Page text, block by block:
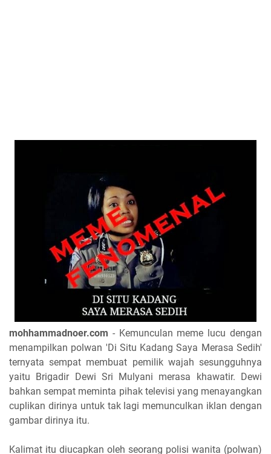
mohhammadnoer.com - Kemunculan meme lucu dengan
menampilkan polwan 'Di Situ Kadang Saya Merasa Sedih'
ternyata sempat membuat pemilik wajah sesungguhnya
yaitu Brigadir Dewi Sri Mulyani merasa khawatir. Dewi
bahkan sempat meminta pihak televisi yang menayangkan
cuplikan dirinya untuk tak lagi memunculkan iklan dengan
gambar dirinya itu.
Kalimat itu diucapkan oleh seorang polisi wanita (polwan)